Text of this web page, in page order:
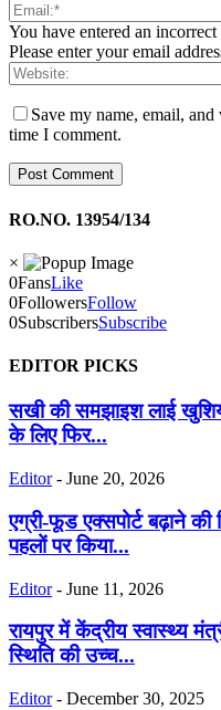
You have entered an incorrect
Please enter your email
Save my name, email,
time I comment.
RO.NO. 13954/134
×
0FansLike
0FollowersFollow
0SubscribersSubscribe
EDITOR PICKS
सखी की समझाइश लाई
के लिए फिर...
Editor - June 20, 2026
एग्री-फूड एक्सपोर्ट बढ़ाने
पहलों पर किया...
Editor - June 11, 2026
रायपुर में केंद्रीय स्वास्थ्य
स्थिति की उच्च...
Editor - December 30, 2025